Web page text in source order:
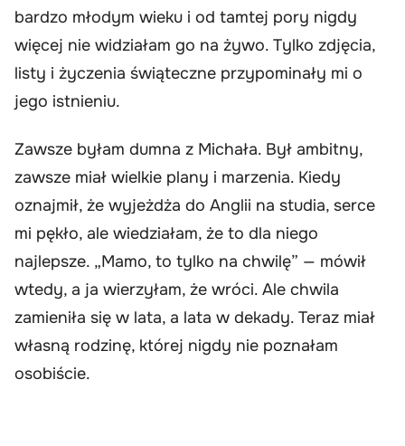
bardzo młodym wieku i od tamtej pory nigdy
więcej nie widziałam go na żywo. Tylko zdjęcia,
listy i życzenia świąteczne przypominały mi o
jego istnieniu.
Zawsze byłam dumna z Michała. Był ambitny,
zawsze miał wielkie plany i marzenia. Kiedy
oznajmił, że wyjeżdża do Anglii na studia, serce
mi pękło, ale wiedziałam, że to dla niego
najlepsze. „Mamo, to tylko na chwilę” — mówił
wtedy, a ja wierzyłam, że wróci. Ale chwila
zamieniła się w lata, a lata w dekady. Teraz miał
własną rodzinę, której nigdy nie poznałam
osobiście.